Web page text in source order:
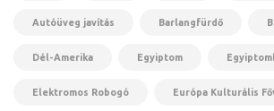
Autóüveg javítás Barlangfürdő
Dél-Amerika Egyiptom
Elektromos Robogó Európa Kulturális